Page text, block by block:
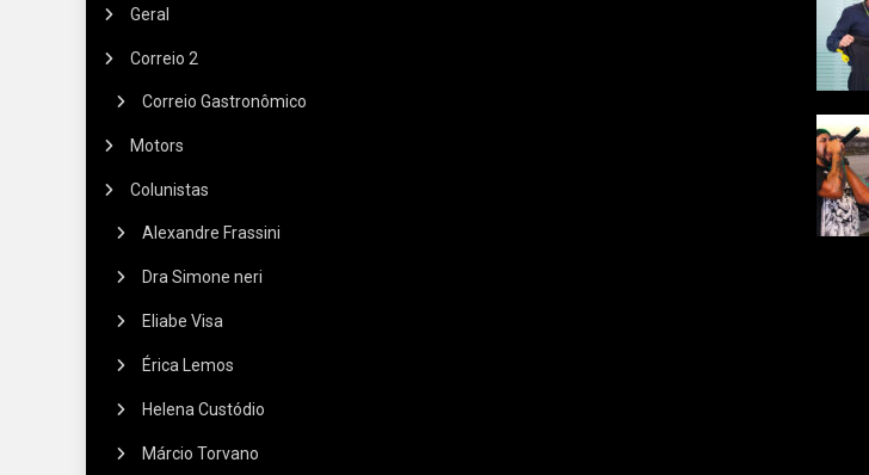
Geral
Correio 2
Correio Gastronômico
Motors
Colunistas
Alexandre Frassini
Dra Simone neri
Eliabe Visa
Érica Lemos
Helena Custódio
Márcio Torvano